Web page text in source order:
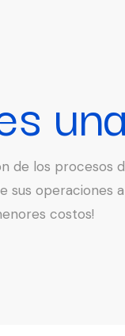
de los procesos
sus operaciones
costos!